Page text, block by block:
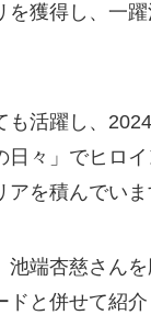
を獲得し、一
も活躍し、
日々」でヒロ
を積んでいま
池端杏慈さん
と併せて紹介